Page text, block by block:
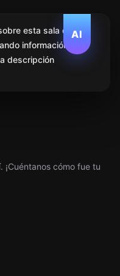
AI
esta sala de
información
descripción
¡Cuéntanos cómo fue tu